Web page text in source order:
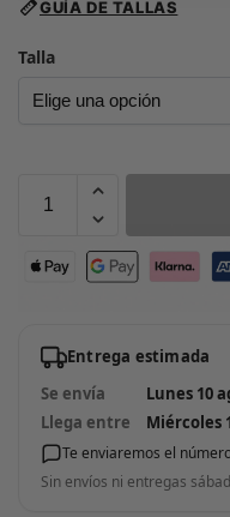
GUÍA DE TALLAS
Talla
Entrega estimada
Se envía
Lunes 10
Llega entre
Miércoles
Te enviaremos el
Sin envíos ni entregas